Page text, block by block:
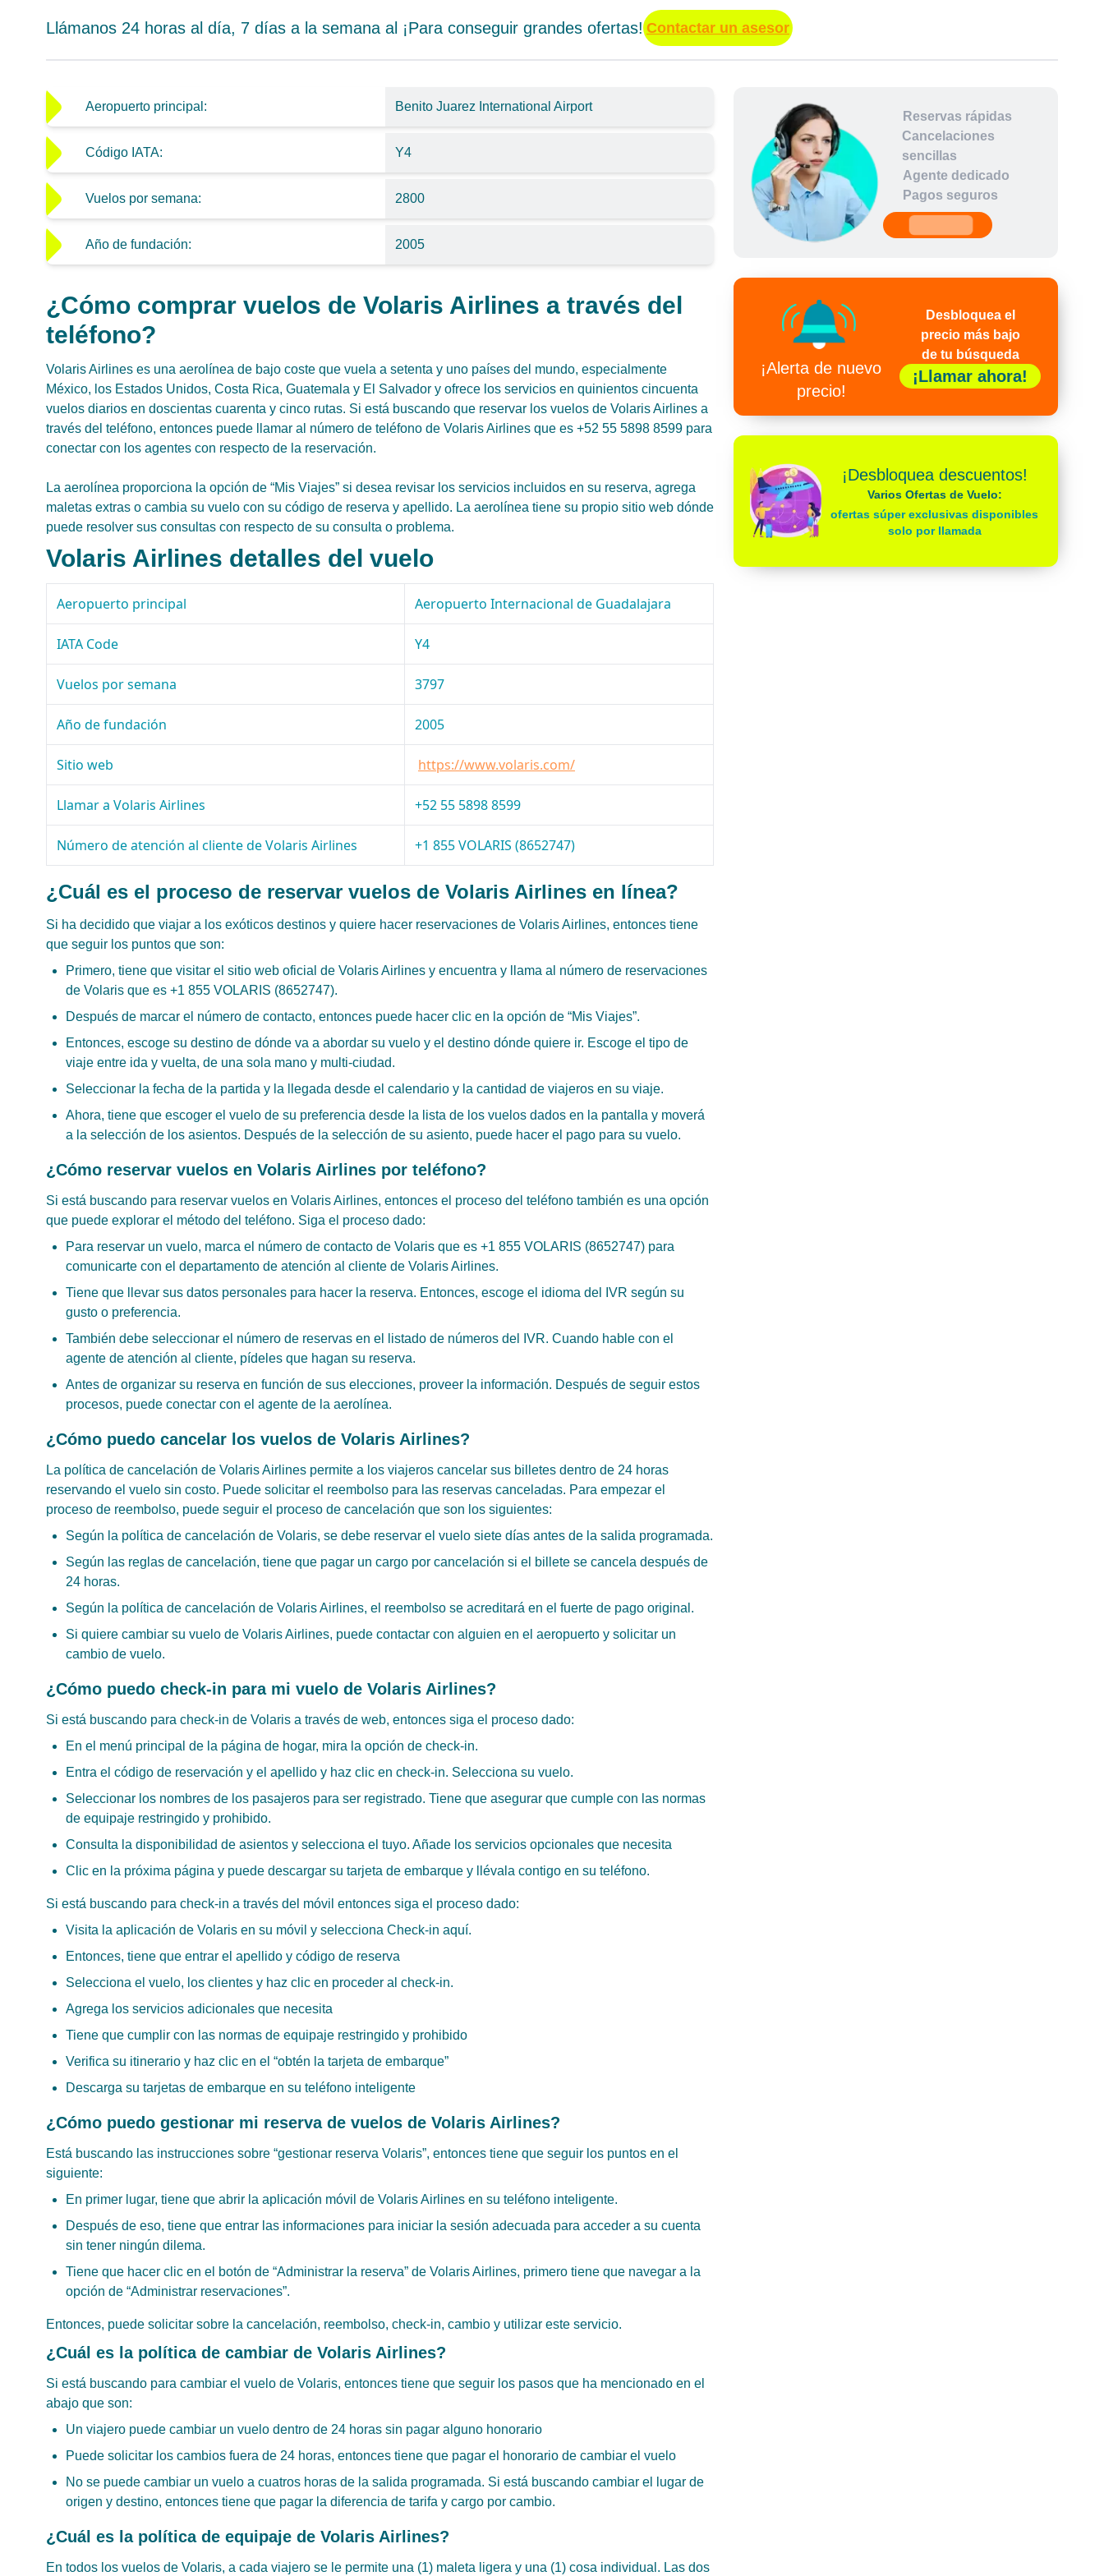
Llámanos 24 horas al día, 7 días a la semana al ¡Para conseguir grandes ofertas! Contactar un asesor
Aeropuerto principal: Benito Juarez International Airport
Código IATA: Y4
Vuelos por semana: 2800
Año de fundación: 2005
¿Cómo comprar vuelos de Volaris Airlines a través del
teléfono?
Volaris Airlines es una aerolínea de bajo coste que vuela a setenta y uno países del mundo, especialmente
México, los Estados Unidos, Costa Rica, Guatemala y El Salvador y ofrece los servicios en quinientos cincuenta
vuelos diarios en doscientas cuarenta y cinco rutas. Si está buscando que reservar los vuelos de Volaris Airlines a
través del teléfono, entonces puede llamar al número de teléfono de Volaris Airlines que es +52 55 5898 8599 para
conectar con los agentes con respecto de la reservación.
La aerolínea proporciona la opción de “Mis Viajes” si desea revisar los servicios incluidos en su reserva, agrega
maletas extras o cambia su vuelo con su código de reserva y apellido. La aerolínea tiene su propio sitio web dónde
puede resolver sus consultas con respecto de su consulta o problema.
Volaris Airlines detalles del vuelo
Aeropuerto principal Aeropuerto Internacional de Guadalajara
IATA Code Y4
Vuelos por semana 3797
Año de fundación 2005
Sitio web https://www.volaris.com/
Llamar a Volaris Airlines +52 55 5898 8599
Número de atención al cliente de Volaris Airlines +1 855 VOLARIS (8652747)
¿Cuál es el proceso de reservar vuelos de Volaris Airlines en línea?
Si ha decidido que viajar a los exóticos destinos y quiere hacer reservaciones de Volaris Airlines, entonces tiene
que seguir los puntos que son:
Primero, tiene que visitar el sitio web oficial de Volaris Airlines y encuentra y llama al número de reservaciones
de Volaris que es +1 855 VOLARIS (8652747).
Después de marcar el número de contacto, entonces puede hacer clic en la opción de “Mis Viajes”.
Entonces, escoge su destino de dónde va a abordar su vuelo y el destino dónde quiere ir. Escoge el tipo de
viaje entre ida y vuelta, de una sola mano y multi-ciudad.
Seleccionar la fecha de la partida y la llegada desde el calendario y la cantidad de viajeros en su viaje.
Ahora, tiene que escoger el vuelo de su preferencia desde la lista de los vuelos dados en la pantalla y moverá
a la selección de los asientos. Después de la selección de su asiento, puede hacer el pago para su vuelo.
¿Cómo reservar vuelos en Volaris Airlines por teléfono?
Si está buscando para reservar vuelos en Volaris Airlines, entonces el proceso del teléfono también es una opción
que puede explorar el método del teléfono. Siga el proceso dado:
Para reservar un vuelo, marca el número de contacto de Volaris que es +1 855 VOLARIS (8652747) para
comunicarte con el departamento de atención al cliente de Volaris Airlines.
Tiene que llevar sus datos personales para hacer la reserva. Entonces, escoge el idioma del IVR según su
gusto o preferencia.
También debe seleccionar el número de reservas en el listado de números del IVR. Cuando hable con el
agente de atención al cliente, pídeles que hagan su reserva.
Antes de organizar su reserva en función de sus elecciones, proveer la información. Después de seguir estos
procesos, puede conectar con el agente de la aerolínea.
¿Cómo puedo cancelar los vuelos de Volaris Airlines?
La política de cancelación de Volaris Airlines permite a los viajeros cancelar sus billetes dentro de 24 horas
reservando el vuelo sin costo. Puede solicitar el reembolso para las reservas canceladas. Para empezar el
proceso de reembolso, puede seguir el proceso de cancelación que son los siguientes:
Según la política de cancelación de Volaris, se debe reservar el vuelo siete días antes de la salida programada.
Según las reglas de cancelación, tiene que pagar un cargo por cancelación si el billete se cancela después de
24 horas.
Según la política de cancelación de Volaris Airlines, el reembolso se acreditará en el fuerte de pago original.
Si quiere cambiar su vuelo de Volaris Airlines, puede contactar con alguien en el aeropuerto y solicitar un
cambio de vuelo.
¿Cómo puedo check-in para mi vuelo de Volaris Airlines?
Si está buscando para check-in de Volaris a través de web, entonces siga el proceso dado:
En el menú principal de la página de hogar, mira la opción de check-in.
Entra el código de reservación y el apellido y haz clic en check-in. Selecciona su vuelo.
Seleccionar los nombres de los pasajeros para ser registrado. Tiene que asegurar que cumple con las normas
de equipaje restringido y prohibido.
Consulta la disponibilidad de asientos y selecciona el tuyo. Añade los servicios opcionales que necesita
Clic en la próxima página y puede descargar su tarjeta de embarque y llévala contigo en su teléfono.
Si está buscando para check-in a través del móvil entonces siga el proceso dado:
Visita la aplicación de Volaris en su móvil y selecciona Check-in aquí.
Entonces, tiene que entrar el apellido y código de reserva
Selecciona el vuelo, los clientes y haz clic en proceder al check-in.
Agrega los servicios adicionales que necesita
Tiene que cumplir con las normas de equipaje restringido y prohibido
Verifica su itinerario y haz clic en el “obtén la tarjeta de embarque”
Descarga su tarjetas de embarque en su teléfono inteligente
¿Cómo puedo gestionar mi reserva de vuelos de Volaris Airlines?
Está buscando las instrucciones sobre “gestionar reserva Volaris”, entonces tiene que seguir los puntos en el
siguiente:
En primer lugar, tiene que abrir la aplicación móvil de Volaris Airlines en su teléfono inteligente.
Después de eso, tiene que entrar las informaciones para iniciar la sesión adecuada para acceder a su cuenta
sin tener ningún dilema.
Tiene que hacer clic en el botón de “Administrar la reserva” de Volaris Airlines, primero tiene que navegar a la
opción de “Administrar reservaciones”.
Entonces, puede solicitar sobre la cancelación, reembolso, check-in, cambio y utilizar este servicio.
¿Cuál es la política de cambiar de Volaris Airlines?
Si está buscando para cambiar el vuelo de Volaris, entonces tiene que seguir los pasos que ha mencionado en el
abajo que son:
Un viajero puede cambiar un vuelo dentro de 24 horas sin pagar alguno honorario
Puede solicitar los cambios fuera de 24 horas, entonces tiene que pagar el honorario de cambiar el vuelo
No se puede cambiar un vuelo a cuatros horas de la salida programada. Si está buscando cambiar el lugar de
origen y destino, entonces tiene que pagar la diferencia de tarifa y cargo por cambio.
¿Cuál es la política de equipaje de Volaris Airlines?
En todos los vuelos de Volaris, a cada viajero se le permite una (1) maleta ligera y una (1) cosa individual. Las dos
Reservas rápidas
Cancelaciones
sencillas
Agente dedicado
Pagos seguros
¡Alerta de nuevo
precio!
Desbloquea el
precio más bajo
de tu búsqueda
¡Llamar ahora!
¡Desbloquea descuentos!
Varios Ofertas de Vuelo:
ofertas súper exclusivas disponibles
solo por llamada